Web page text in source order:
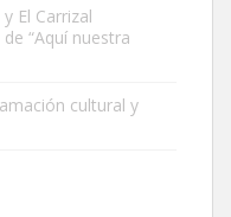
El Carrizal
“Aquí nuestra
cultural y